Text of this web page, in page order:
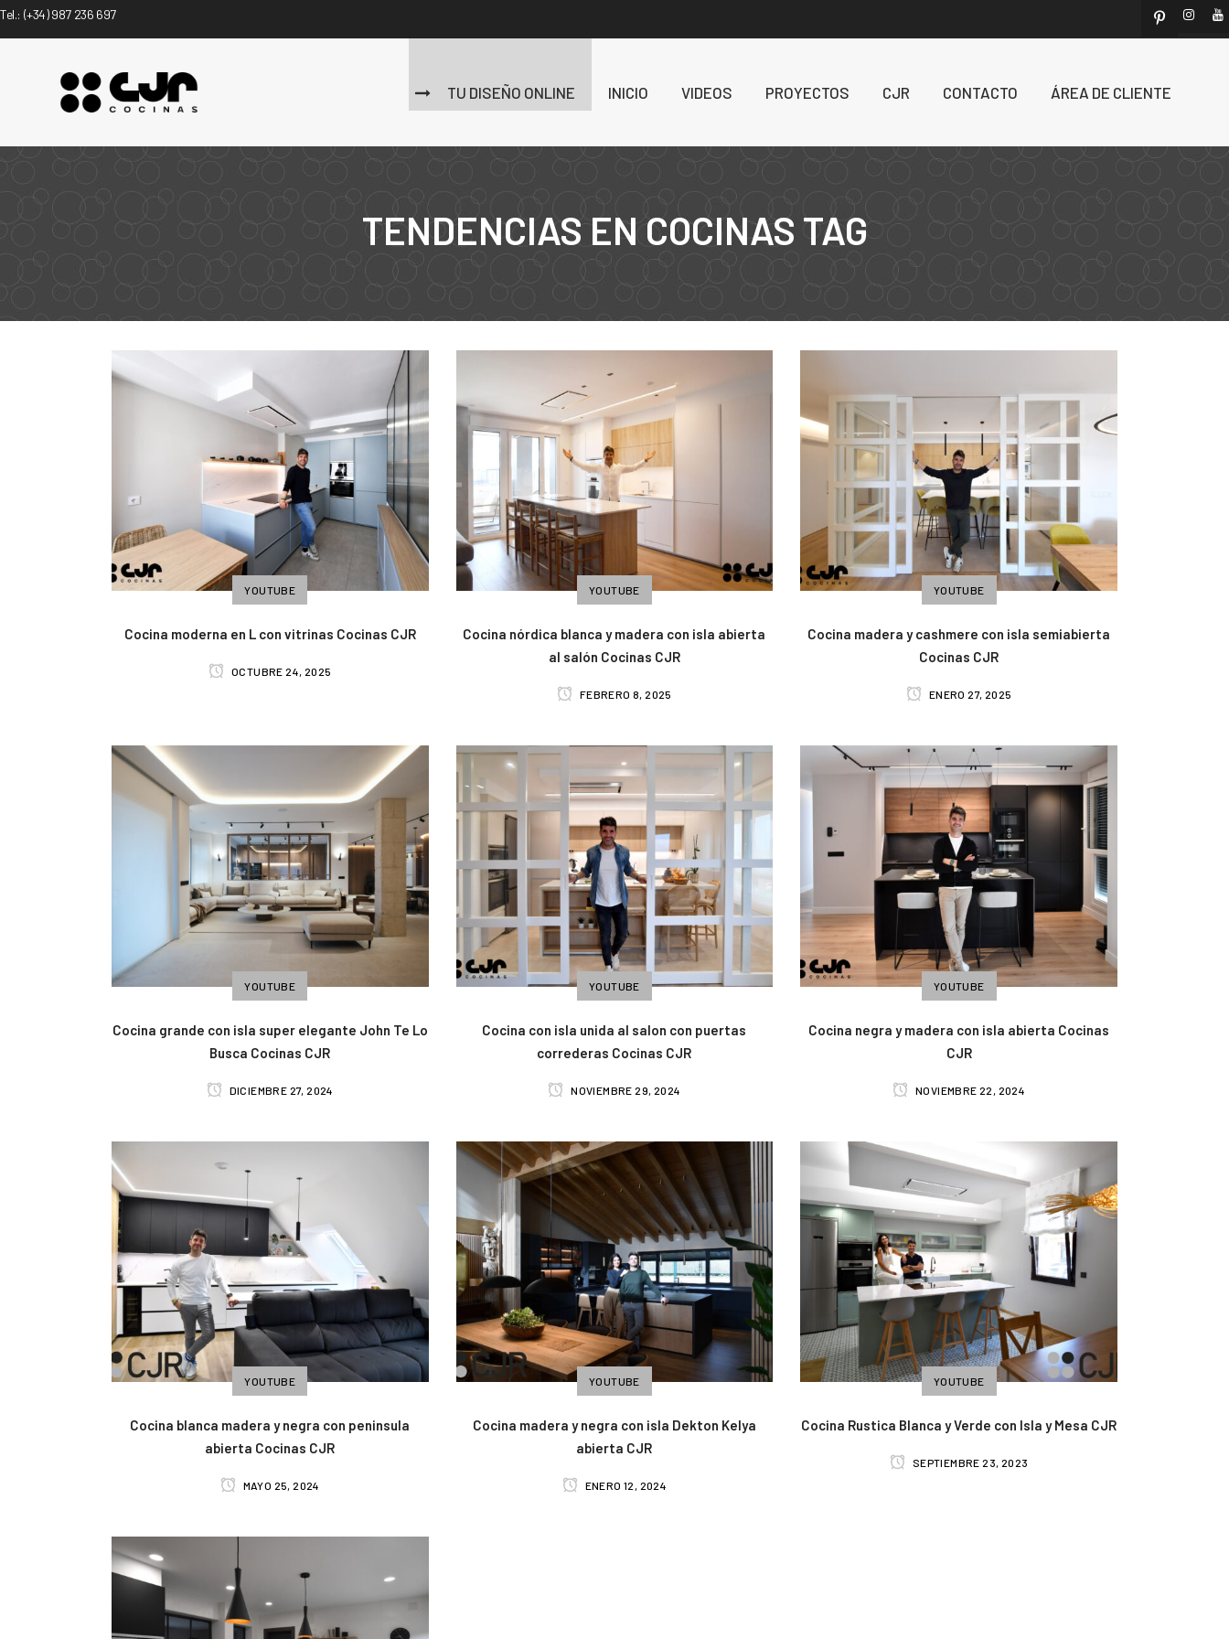
Tel.: (+34) 987 236 697
TU DISEÑO ONLINE INICIO VIDEOS PROYECTOS CJR CONTACTO ÁREA DE CLIENTE
TENDENCIAS EN COCINAS TAG
YOUTUBE
Cocina moderna en L con vitrinas Cocinas CJR
OCTUBRE 24, 2025
YOUTUBE
Cocina nórdica blanca y madera con isla abierta
al salón Cocinas CJR
FEBRERO 8, 2025
YOUTUBE
Cocina madera y cashmere con isla semiabierta
Cocinas CJR
ENERO 27, 2025
YOUTUBE
Cocina grande con isla super elegante John Te Lo
Busca Cocinas CJR
DICIEMBRE 27, 2024
YOUTUBE
Cocina con isla unida al salon con puertas
correderas Cocinas CJR
NOVIEMBRE 29, 2024
YOUTUBE
Cocina negra y madera con isla abierta Cocinas
CJR
NOVIEMBRE 22, 2024
YOUTUBE
Cocina blanca madera y negra con peninsula
abierta Cocinas CJR
MAYO 25, 2024
YOUTUBE
Cocina madera y negra con isla Dekton Kelya
abierta CJR
ENERO 12, 2024
YOUTUBE
Cocina Rustica Blanca y Verde con Isla y Mesa CJR
SEPTIEMBRE 23, 2023